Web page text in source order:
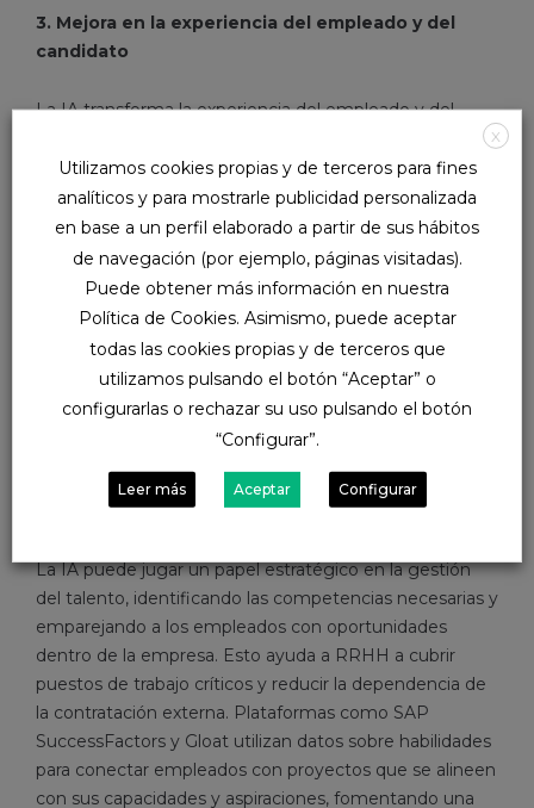
3. Mejora en la experiencia del empleado y del
candidato
La IA transforma la experiencia del empleado y del
adaptado a sus necesidades. Por ejemplo, sistemas de
inteligencia artificial como los de SAP SuccessFactors y
Eightfold AI pueden guiar a los candidatos a través de
cada etapa del proceso de contratación, personalizando
las recomendaciones y agilizando las interacciones. Los
empleados pueden utilizar estas plataformas para
acceder a programas de desarrollo profesional o recibir
recomendaciones personalizadas de aprendizaje y
capacitación, lo que aumenta su compromiso y
satisfacción en el trabajo.
4. Cerrando brechas de talento y promoviendo la
diversidad
La IA puede jugar un papel estratégico en la gestión
del talento, identificando las competencias necesarias y
emparejando a los empleados con oportunidades
dentro de la empresa. Esto ayuda a RRHH a cubrir
puestos de trabajo críticos y reducir la dependencia de
la contratación externa. Plataformas como SAP
SuccessFactors y Gloat utilizan datos sobre habilidades
para conectar empleados con proyectos que se alineen
con sus capacidades y aspiraciones, fomentando una
X
Utilizamos cookies propias y de terceros para fines
analíticos y para mostrarle publicidad personalizada
en base a un perfil elaborado a partir de sus hábitos
de navegación (por ejemplo, páginas visitadas).
Puede obtener más información en nuestra
Política de Cookies. Asimismo, puede aceptar
todas las cookies propias y de terceros que
utilizamos pulsando el botón “Aceptar” o
configurarlas o rechazar su uso pulsando el botón
“Configurar”.
Leer más Aceptar Configurar